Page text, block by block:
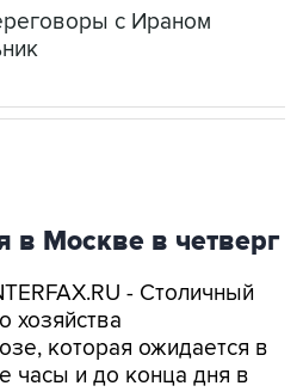
с Ираном
в Москве в четверг
- Столичный
хозяйства
которая ожидается в
часы и до конца дня в